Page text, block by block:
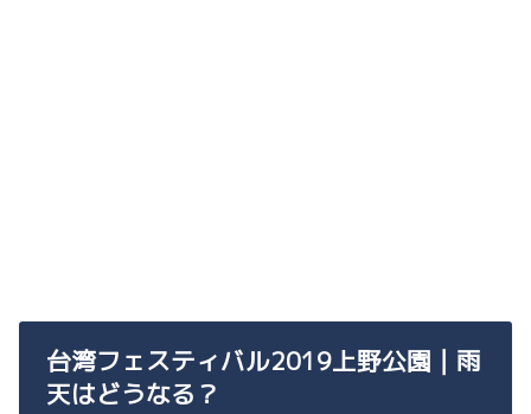
台湾フェスティバル2019上野公園｜雨
天はどうなる？